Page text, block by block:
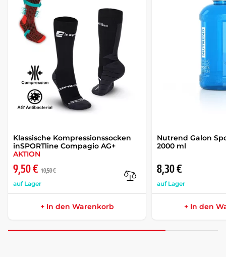
Klassische Kompressionssocken
inSPORTline Compagio AG+
AKTION
9,50 € 10,50 €
auf Lager
+ In den Warenkorb
Nutrend Galon
2000 ml
8,30 €
auf Lager
+ In den